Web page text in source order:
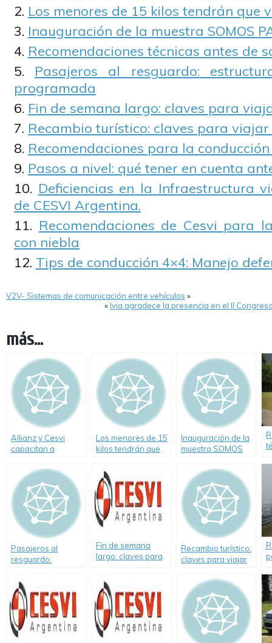
Los menores de 15 kilos tendrán que
Inauguración de la muestra SOMOS
Recomendaciones técnicas antes de
Pasajeros al resguardo:
programada
Fin de semana largo: claves para
Recambio turístico: claves para viajar
Recomendaciones para la
Pasos a nivel: qué tener en cuenta
Deficiencias en la Infraestructura
de CESVI Argentina.
Recomendaciones de Cesvi para
con niebla
Tips de conducción 4×4: Manejo
V2V- Sistemas de comunicación entre vehículos »
«Ivia agradece la presencia en el II
más...
Allianz y Cesvi
capacitan a
seguridad vial
Los menores de 15
kilos tendrán que
Inauguración de la
muestra SOMOS
Pasajeros al
resguardo:
deformación
programada
Fin de semana
largo: claves para
Recambio turístico:
claves para viajar